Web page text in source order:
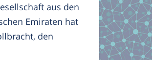
aus den
Emiraten hat
den